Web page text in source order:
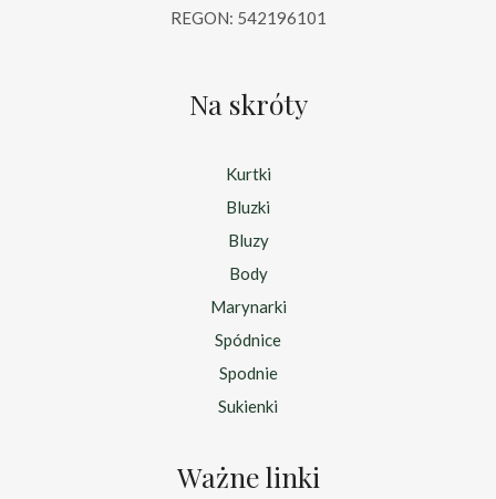
REGON: 542196101
Na skróty
Kurtki
Bluzki
Bluzy
Body
Marynarki
Spódnice
Spodnie
Sukienki
Ważne linki